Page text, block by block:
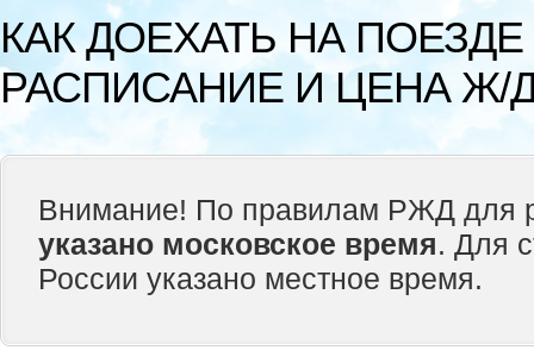
КАК ДОЕХАТЬ НА
РАСПИСАНИЕ И ЦЕНА Ж/
Внимание! По правилам РЖД для
указано московское время. Для
России указано местное время.